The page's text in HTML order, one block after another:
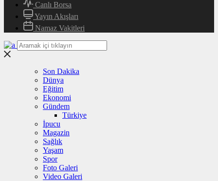
Canlı Borsa
Yayın Akışları
Namaz Vakitleri
Son Dakika
Dünya
Eğitim
Ekonomi
Gündem
Türkiye
İpucu
Magazin
Sağlık
Yaşam
Spor
Foto Galeri
Video Galeri